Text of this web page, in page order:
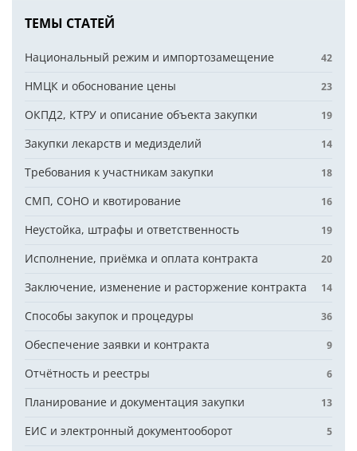
ТЕМЫ СТАТЕЙ
Национальный режим и импортозамещение 42
НМЦК и обоснование цены 23
ОКПД2, КТРУ и описание объекта закупки 19
Закупки лекарств и медизделий 14
Требования к участникам закупки 18
СМП, СОНО и квотирование 16
Неустойка, штрафы и ответственность 19
Исполнение, приёмка и оплата контракта 20
Заключение, изменение и расторжение контракта 14
Способы закупок и процедуры 36
Обеспечение заявки и контракта 9
Отчётность и реестры 6
Планирование и документация закупки 13
ЕИС и электронный документооборот 5